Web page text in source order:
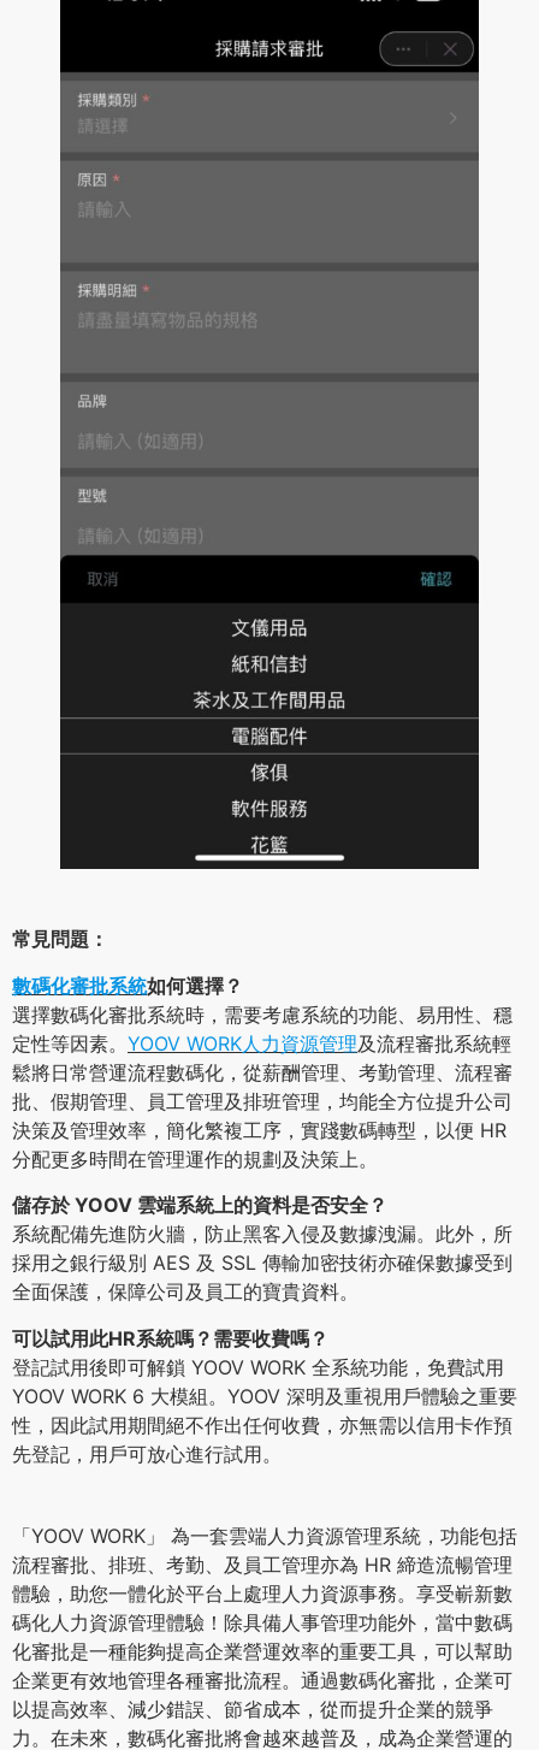
常見問題：
數碼化審批系統如何選擇？
選擇數碼化審批系統時，需要考慮系統的功能、易用性、穩
定性等因素。 YOOV WORK人力資源管理及流程審批系統輕
鬆將日常營運流程數碼化，從薪酬管理、考勤管理、流程審
批、假期管理、員工管理及排班管理，均能全方位提升公司
決策及管理效率，簡化繁複工序，實踐數碼轉型，以便 HR
分配更多時間在管理運作的規劃及決策上。
儲存於 YOOV 雲端系統上的資料是否安全？
系統配備先進防火牆，防止黑客入侵及數據洩漏。此外，所
採用之銀行級別 AES 及 SSL 傳輸加密技術亦確保數據受到
全面保護，保障公司及員工的寶貴資料。
可以試用此HR系統嗎？需要收費嗎？
登記試用後即可解鎖 YOOV WORK 全系統功能，免費試用
YOOV WORK 6 大模組。YOOV 深明及重視用戶體驗之重要
性，因此試用期間絕不作出任何收費，亦無需以信用卡作預
先登記，用戶可放心進行試用。
「YOOV WORK」 為一套雲端人力資源管理系統，功能包括
流程審批、排班、考勤、及員工管理亦為 HR 締造流暢管理
體驗，助您一體化於平台上處理人力資源事務。享受嶄新數
碼化人力資源管理體驗！除具備人事管理功能外，當中數碼
化審批是一種能夠提高企業營運效率的重要工具，可以幫助
企業更有效地管理各種審批流程。通過數碼化審批，企業可
以提高效率、減少錯誤、節省成本，從而提升企業的競爭
力。在未來，數碼化審批將會越來越普及，成為企業營運的